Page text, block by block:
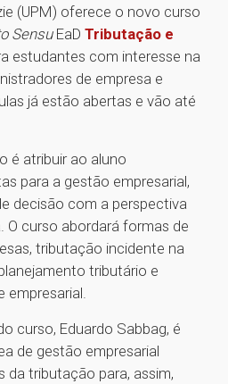
(UPM) oferece o novo curso
Sensu EaD Tributação e
estudantes com interesse na
de empresa e
já estão abertas e vão até
é atribuir ao aluno
para a gestão empresarial,
decisão com a perspectiva
O curso abordará formas de
tributação incidente na
tributário e
empresarial.
curso, Eduardo Sabbag, é
de gestão empresarial
tributação para, assim,